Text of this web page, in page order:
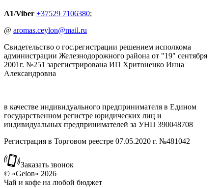
A1/Viber +37529 7106380;
@ aromas.ceylon@mail.ru
Свидетельство о гос.регистрации решением исполкома
администрации Железнодорожного района от "19" сентября
2001г. №251 зарегистрирована ИП Хритоненко Инна
Александровна
в качестве индивидуального предпринимателя в Едином
государственном регистре юридических лиц и
индивидуальных предпринимателей за УНП 390048708
Регистрация в Торговом реестре 07.05.2020 г. №481042
Заказать звонок
© «Gelon» 2026
Чай и кофе на любой бюджет